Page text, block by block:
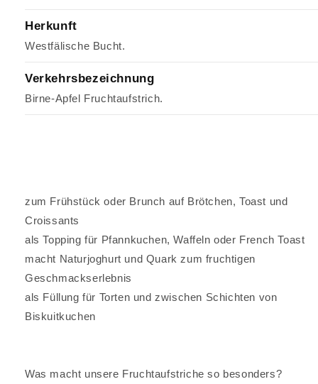
Herkunft
Westfälische Bucht.
Verkehrsbezeichnung
Birne-Apfel Fruchtaufstrich.
zum Frühstück oder Brunch auf Brötchen, Toast und
Croissants
als Topping für Pfannkuchen, Waffeln oder French Toast
macht Naturjoghurt und Quark zum fruchtigen
Geschmackserlebnis
als Füllung für Torten und zwischen Schichten von
Biskuitkuchen
Was macht unsere Fruchtaufstriche so besonders?